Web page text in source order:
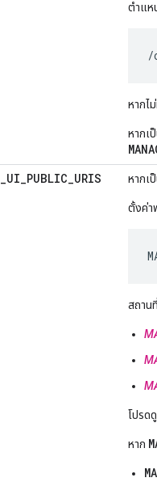
ตำแห
/
หากไ
หากเ
_UI_PUBLIC_URIS หากเ
ตั้งค่า
สถาน
โปรดดู
หาก